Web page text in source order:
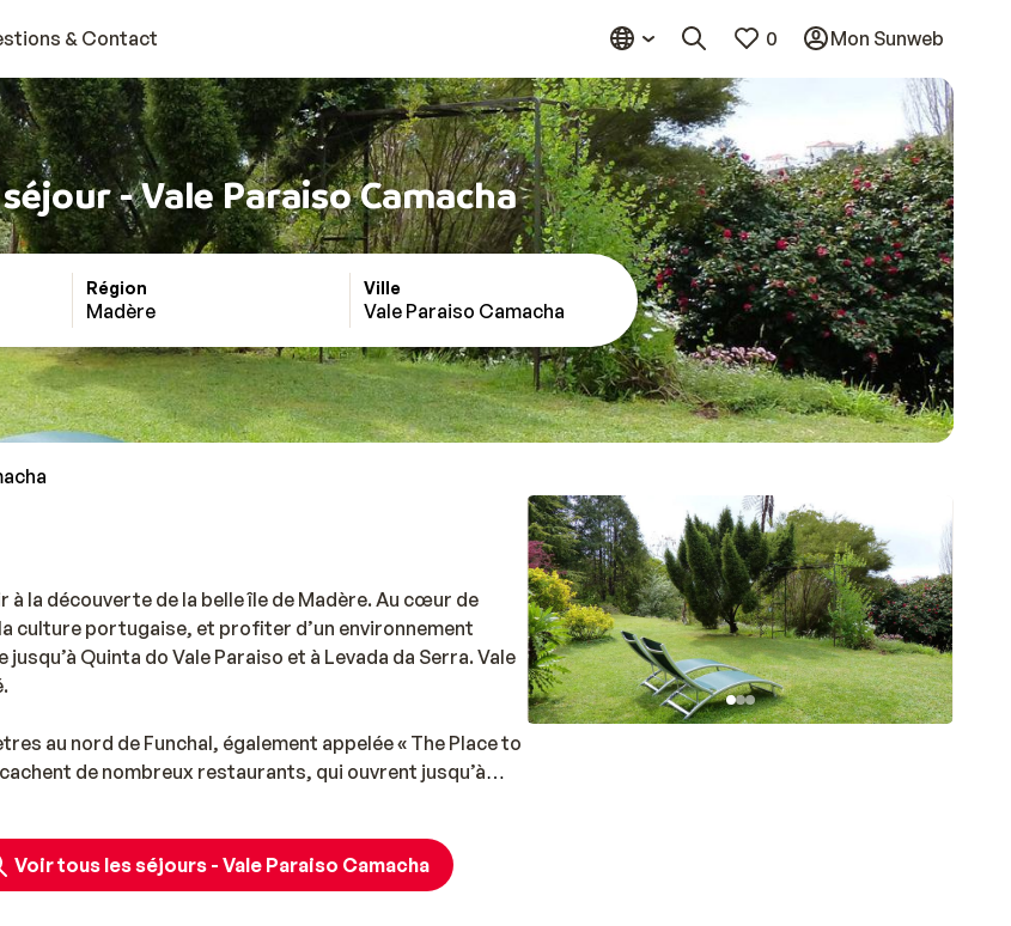
& Contact 0 Mon Sunweb
- Vale Paraiso Camacha
Région
Madère
Ville
Vale Paraiso Camacha
la découverte de la belle île de Madère. Au cœur de
culture portugaise, et profiter d’un environnement
Quinta do Vale Paraiso et à Levada da Serra. Vale
au nord de Funchal, également appelée « The Place to
de nombreux restaurants, qui ouvrent jusqu’à
locales, comme du poisson frais accompagné d’un bon
Voir tous les séjours - Vale Paraiso Camacha